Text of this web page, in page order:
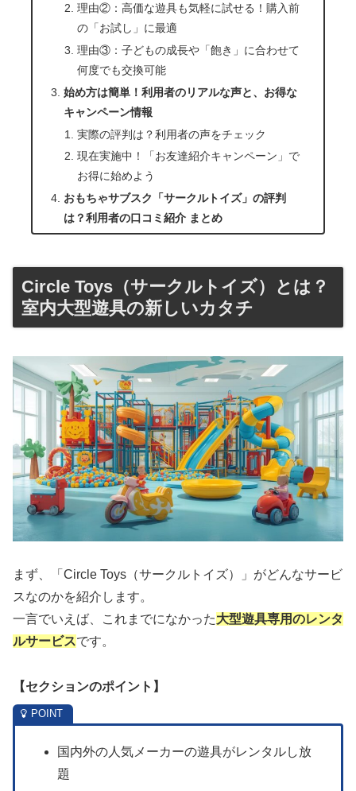
理由②：高価な遊具も気軽に試せる！購入前
の「お試し」に最適
理由③：子どもの成長や「飽き」に合わせて
何度でも交換可能
始め方は簡単！利用者のリアルな声と、お得な
キャンペーン情報
実際の評判は？利用者の声をチェック
現在実施中！「お友達紹介キャンペーン」で
お得に始めよう
おもちゃサブスク「サークルトイズ」の評判
は？利用者の口コミ紹介 まとめ
Circle Toys（サークルトイズ）とは？
室内大型遊具の新しいカタチ
まず、「Circle Toys（サークルトイズ）」がどんなサービ
スなのかを紹介します。
一言でいえば、これまでになかった大型遊具専用のレンタ
ルサービスです。
【セクションのポイント】
国内外の人気メーカーの遊具がレンタルし放
題